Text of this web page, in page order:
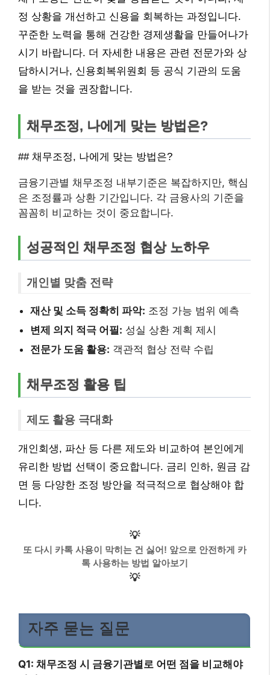
정 상황을 개선하고 신용을 회복하는 과정입니다.
꾸준한 노력을 통해 건강한 경제생활을 만들어나가
시기 바랍니다. 더 자세한 내용은 관련 전문가와 상
담하시거나, 신용회복위원회 등 공식 기관의 도움
을 받는 것을 권장합니다.
채무조정, 나에게 맞는 방법은?
## 채무조정, 나에게 맞는 방법은?
금융기관별 채무조정 내부기준은 복잡하지만, 핵심
은 조정률과 상환 기간입니다. 각 금융사의 기준을
꼼꼼히 비교하는 것이 중요합니다.
성공적인 채무조정 협상 노하우
개인별 맞춤 전략
재산 및 소득 정확히 파악: 조정 가능 범위 예측
변제 의지 적극 어필: 성실 상환 계획 제시
전문가 도움 활용: 객관적 협상 전략 수립
채무조정 활용 팁
제도 활용 극대화
개인회생, 파산 등 다른 제도와 비교하여 본인에게
유리한 방법 선택이 중요합니다. 금리 인하, 원금 감
면 등 다양한 조정 방안을 적극적으로 협상해야 합
니다.
💡
또 다시 카톡 사용이 막히는 건 싫어! 앞으로 안전하게 카
톡 사용하는 방법 알아보기
💡
자주 묻는 질문
Q1: 채무조정 시 금융기관별로 어떤 점을 비교해야